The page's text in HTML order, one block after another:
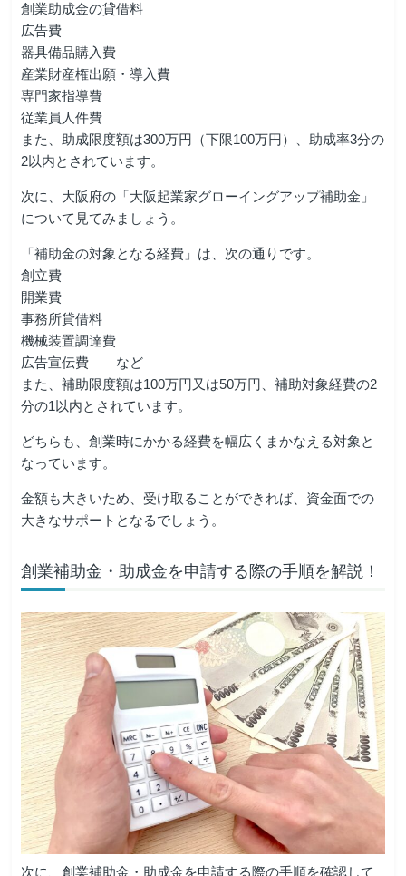
創業助成金の貸借料
広告費
器具備品購入費
産業財産権出願・導入費
専門家指導費
従業員人件費
また、助成限度額は300万円（下限100万円）、助成率3分の
2以内とされています。
次に、大阪府の「大阪起業家グローイングアップ補助金」
について見てみましょう。
「補助金の対象となる経費」は、次の通りです。
創立費
開業費
事務所貸借料
機械装置調達費
広告宣伝費 など
また、補助限度額は100万円又は50万円、補助対象経費の2
分の1以内とされています。
どちらも、創業時にかかる経費を幅広くまかなえる対象と
なっています。
金額も大きいため、受け取ることができれば、資金面での
大きなサポートとなるでしょう。
創業補助金・助成金を申請する際の手順を解説！
次に、創業補助金・助成金を申請する際の手順を確認して